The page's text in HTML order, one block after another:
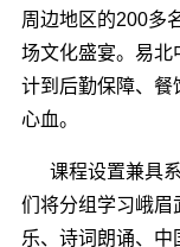
周边地区的200多
场文化盛宴。易北
计到后勤保障、餐
心血。
课程设置兼具系
们将分组学习峨眉
乐、诗词朗诵、